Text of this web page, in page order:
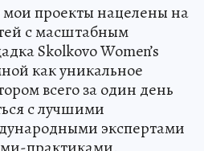
проекты нацелены на
с масштабным
Skolkovo Women’s
как уникальное
всего за один день
с лучшими
экспертами